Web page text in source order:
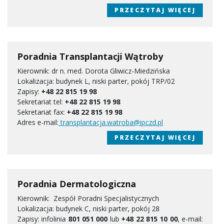
PRZECZYTAJ WIĘCEJ
Poradnia Transplantacji Wątroby
Kierownik: dr n. med. Dorota Gliwicz-Miedzińska
Lokalizacja: budynek L, niski parter, pokój TRP/02
Zapisy: +48 22 815 19 98
Sekretariat tel: +48 22 815 19 98
Sekretariat fax: +48 22 815 19 98
Adres e-mail: transplantacja.watroba@ipczd.pl
PRZECZYTAJ WIĘCEJ
Poradnia Dermatologiczna
Kierownik: Zespół Poradni Specjalistycznych
Lokalizacja: budynek C, niski parter, pokój 28
Zapisy: infolinia 801 051 000 lub +48 22 815 10 00, e-mail: